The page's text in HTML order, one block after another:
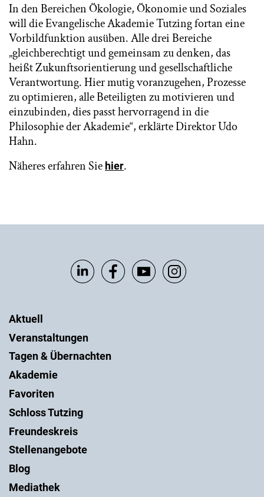
In den Bereichen Ökologie, Ökonomie und Soziales
will die Evangelische Akademie Tutzing fortan eine
Vorbildfunktion ausüben. Alle drei Bereiche
„gleichberechtigt und gemeinsam zu denken, das
heißt Zukunftsorientierung und gesellschaftliche
Verantwortung. Hier mutig voranzugehen, Prozesse
zu optimieren, alle Beteiligten zu motivieren und
einzubinden, dies passt hervorragend in die
Philosophie der Akademie“, erklärte Direktor Udo
Hahn.
Näheres erfahren Sie hier.
Aktuell
Veranstaltungen
Tagen & Übernachten
Akademie
Favoriten
Schloss Tutzing
Freundeskreis
Stellenangebote
Blog
Mediathek